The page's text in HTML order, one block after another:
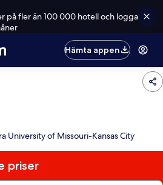
på fler än 100 000 hotell och logga
Hämta appen
University of Missouri-Kansas City
priser